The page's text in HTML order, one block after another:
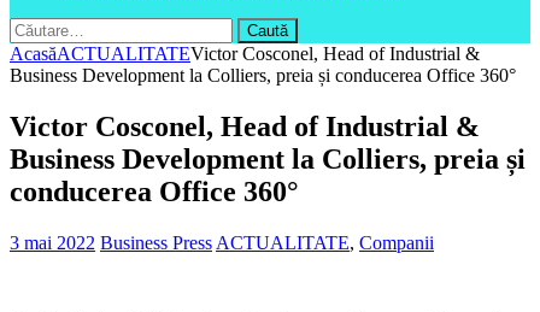
Caută
după:
AcasăACTUALITATEVictor Cosconel, Head of Industrial &
Business Development la Colliers, preia și conducerea Office 360°
Victor Cosconel, Head of Industrial &
Business Development la Colliers, preia și
conducerea Office 360°
3 mai 2022 Business Press ACTUALITATE, Companii